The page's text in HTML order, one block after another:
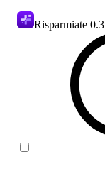
Risparmiate